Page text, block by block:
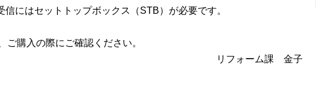
にはセットトップボックス（STB）が必要です。
購入の際にご確認ください。
リフォーム課 金子